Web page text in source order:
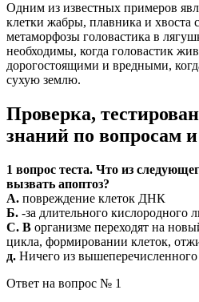
Одним из известных примеров
клетки жабры, плавника и хвоста
метаморфозы головастика в
необходимы, когда головастик
дорогостоящими и вредными,
сухую землю.
Проверка,
знаний по вопросам
1 вопрос теста. Что из
вызвать апоптоз?
А. повреждение клеток ДНК
Б. -за длительного кислородного
C. В организме переходят на
цикла, формировании клеток,
д. Ничего из вышеперечисленного
Ответ на вопрос № 1